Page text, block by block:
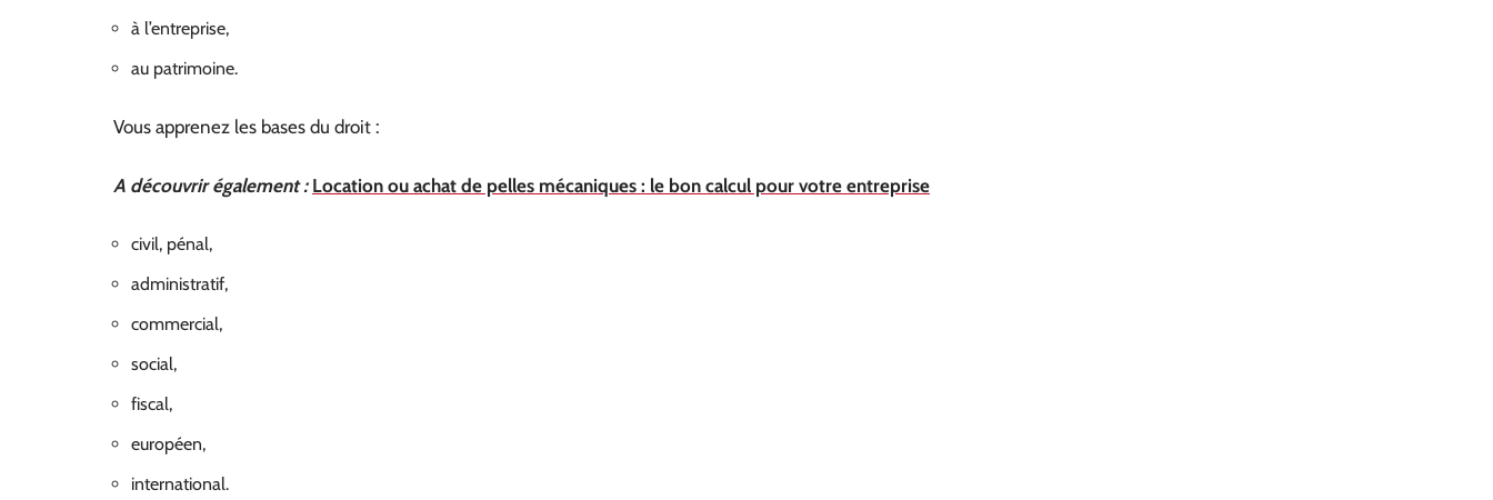
à l’entreprise,
au patrimoine.
Vous apprenez les bases du droit :
A découvrir également : Location ou achat de pelles mécaniques : le bon calcul pour votre entreprise
civil, pénal,
administratif,
commercial,
social,
fiscal,
européen,
international.